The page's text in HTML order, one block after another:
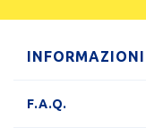
INFORMAZIONI
F.A.Q.